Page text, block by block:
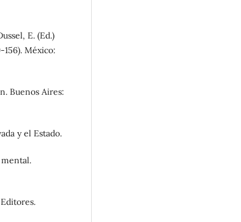
E. (Ed.)
México:
Buenos Aires:
y el Estado.
mental.